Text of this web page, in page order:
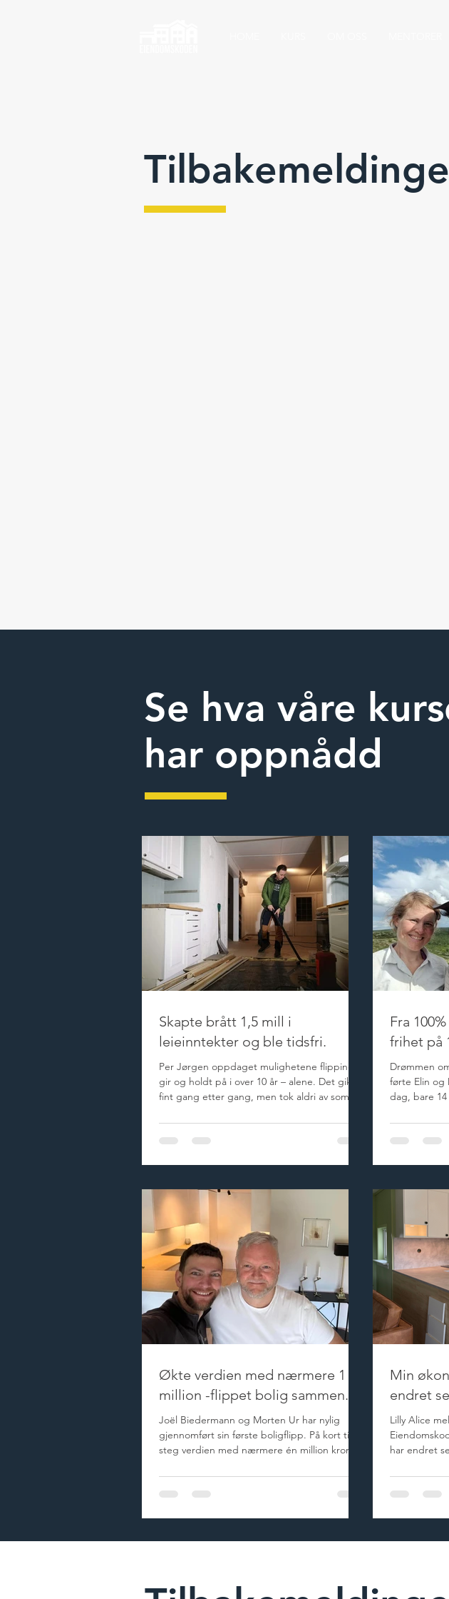
Se hva våre
har oppnådd
Skapte brått 1,5 mill i
leieinntekter og ble tidsfri.
Per Jørgen oppdaget mulighetene flipping
gir og holdt på i over 10 år – alene. Det gikk
fint gang etter gang, men tok aldri av som
Når han etter en stund syntes timingen var
bra for å sette teori ut i praksis, gikk det bare
Nå kan han slutte jobben når han vil! Nesten
hele sitt voksne liv har Per Jørgen hatt bolig,
interiør og plantegninger som inter
Fra
frihet på
Drømmen
førte Elin og
dag, bare 14
forvalter 12
i årlige
hadde vært
de drev
mersmak
Økte verdien med nærmere 1
million -flippet bolig sammen.
Joël Biedermann og Morten Ur har nylig
gjennomført sin første boligflipp. På kort tid
steg verdien med nærmere én million kroner.
Min
endret
Lilly Alice
har endret